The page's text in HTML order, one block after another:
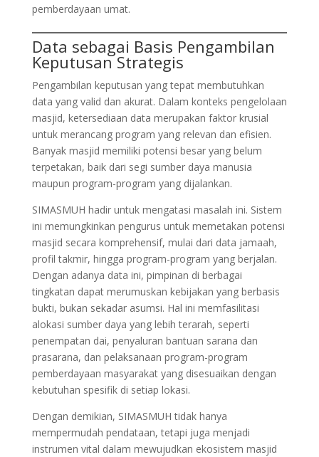
pemberdayaan umat.
Data sebagai Basis Pengambilan
Keputusan Strategis
Pengambilan keputusan yang tepat membutuhkan
data yang valid dan akurat. Dalam konteks pengelolaan
masjid, ketersediaan data merupakan faktor krusial
untuk merancang program yang relevan dan efisien.
Banyak masjid memiliki potensi besar yang belum
terpetakan, baik dari segi sumber daya manusia
maupun program-program yang dijalankan.
SIMASMUH hadir untuk mengatasi masalah ini. Sistem
ini memungkinkan pengurus untuk memetakan potensi
masjid secara komprehensif, mulai dari data jamaah,
profil takmir, hingga program-program yang berjalan.
Dengan adanya data ini, pimpinan di berbagai
tingkatan dapat merumuskan kebijakan yang berbasis
bukti, bukan sekadar asumsi. Hal ini memfasilitasi
alokasi sumber daya yang lebih terarah, seperti
penempatan dai, penyaluran bantuan sarana dan
prasarana, dan pelaksanaan program-program
pemberdayaan masyarakat yang disesuaikan dengan
kebutuhan spesifik di setiap lokasi.
Dengan demikian, SIMASMUH tidak hanya
mempermudah pendataan, tetapi juga menjadi
instrumen vital dalam mewujudkan ekosistem masjid